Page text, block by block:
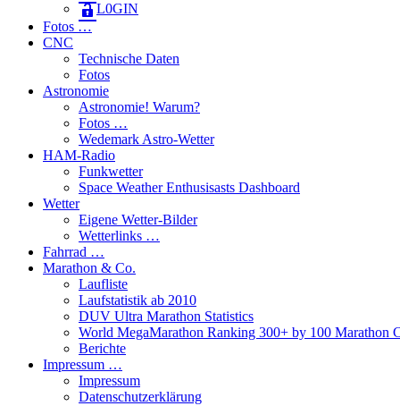
L​0​​GIN
Fotos …
CNC
Technische Daten
Fotos
Astronomie
Astronomie! Warum?
Fotos …
Wedemark Astro-Wetter
HAM-Radio
Funkwetter
Space Weather Enthusisasts Dashboard
Wetter
Eigene Wetter-Bilder
Wetterlinks …
Fahrrad …
Marathon & Co.
Laufliste
Laufstatistik ab 2010
DUV Ultra Marathon Statistics
World MegaMarathon Ranking 300+ by 100 Marathon
Berichte
Impressum …
Impressum
Datenschutzerklärung